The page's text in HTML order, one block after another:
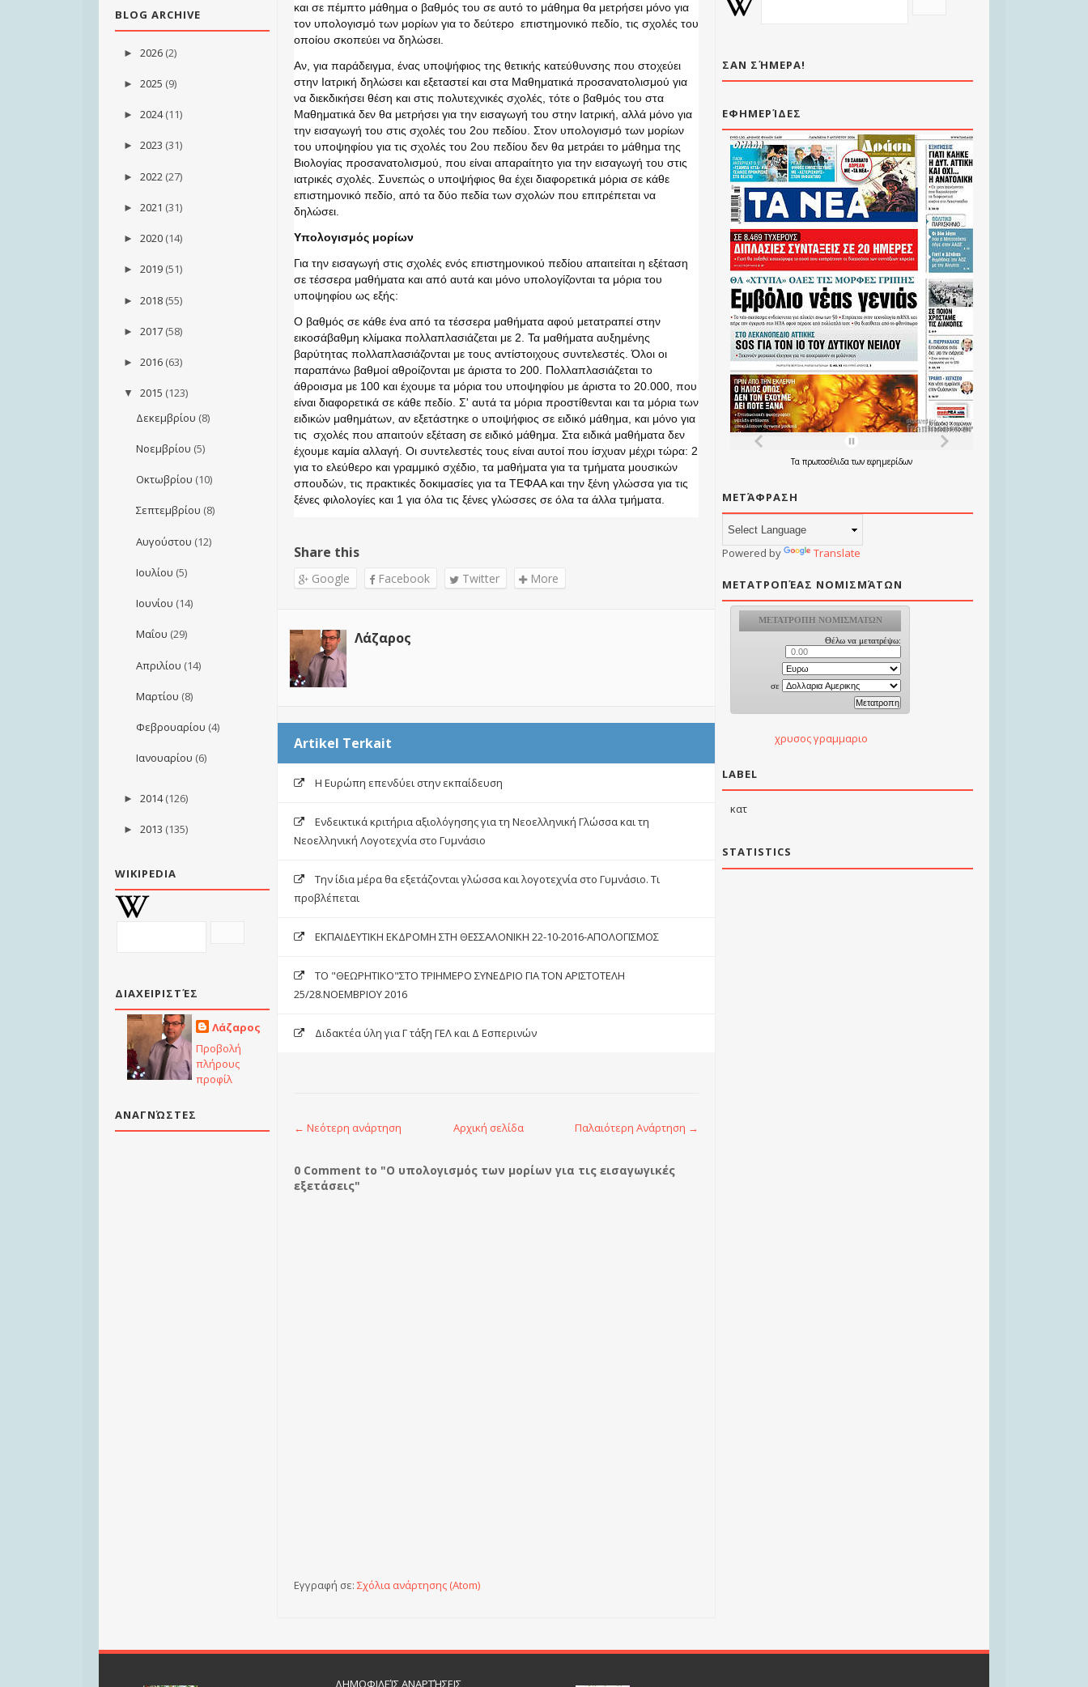
BLOG ARCHIVE
► 2026 (2)
► 2025 (9)
► 2024 (11)
► 2023 (31)
► 2022 (27)
► 2021 (31)
► 2020 (14)
► 2019 (51)
► 2018 (55)
► 2017 (58)
► 2016 (63)
▼ 2015 (123)
Δεκεμβρίου (8)
Νοεμβρίου (5)
Οκτωβρίου (10)
Σεπτεμβρίου (8)
Αυγούστου (12)
Ιουλίου (5)
Ιουνίου (14)
Μαΐου (29)
Απριλίου (14)
Μαρτίου (8)
Φεβρουαρίου (4)
Ιανουαρίου (6)
► 2014 (126)
► 2013 (135)
WIKIPEDIA
ΔΙΑΧΕΙΡΙΣΤΈΣ
Λάζαρος
Προβολή
πλήρους
προφίλ
ΑΝΑΓΝΏΣΤΕΣ
και σε πέμπτο μάθημα ο βαθμός του σε αυτό το μάθημα θα μετρήσει μόνο για
τον υπολογισμό των μορίων για το δεύτερο επιστημονικό πεδίο, τις σχολές του
οποίου σκοπεύει να δηλώσει.
Αν, για παράδειγμα, ένας υποψήφιος της θετικής κατεύθυνσης που στοχεύει
στην Ιατρική δηλώσει και εξεταστεί και στα Μαθηματικά προσανατολισμού για
να διεκδικήσει θέση και στις πολυτεχνικές σχολές, τότε ο βαθμός του στα
Μαθηματικά δεν θα μετρήσει για την εισαγωγή του στην Ιατρική, αλλά μόνο για
την εισαγωγή του στις σχολές του 2ου πεδίου. Στον υπολογισμό των μορίων
του υποψηφίου για τις σχολές του 2ου πεδίου δεν θα μετράει το μάθημα της
Βιολογίας προσανατολισμού, που είναι απαραίτητο για την εισαγωγή του στις
ιατρικές σχολές. Συνεπώς ο υποψήφιος θα έχει διαφορετικά μόρια σε κάθε
επιστημονικό πεδίο, από τα δύο πεδία των σχολών που επιτρέπεται να
δηλώσει.
Υπολογισμός μορίων
Για την εισαγωγή στις σχολές ενός επιστημονικού πεδίου απαιτείται η εξέταση
σε τέσσερα μαθήματα και από αυτά και μόνο υπολογίζονται τα μόρια του
υποψηφίου ως εξής:
Ο βαθμός σε κάθε ένα από τα τέσσερα μαθήματα αφού μετατραπεί στην
εικοσάβαθμη κλίμακα πολλαπλασιάζεται με 2. Τα μαθήματα αυξημένης
βαρύτητας πολλαπλασιάζονται με τους αντίστοιχους συντελεστές. Όλοι οι
παραπάνω βαθμοί αθροίζονται με άριστα το 200. Πολλαπλασιάζεται το
άθροισμα με 100 και έχουμε τα μόρια του υποψηφίου με άριστα το 20.000, που
είναι διαφορετικά σε κάθε πεδίο. Σ' αυτά τα μόρια προστίθενται και τα μόρια των
ειδικών μαθημάτων, αν εξετάστηκε ο υποψήφιος σε ειδικό μάθημα, και μόνο για
τις σχολές που απαιτούν εξέταση σε ειδικό μάθημα. Στα ειδικά μαθήματα δεν
έχουμε καμία αλλαγή. Οι συντελεστές τους είναι αυτοί που ίσχυαν μέχρι τώρα: 2
για το ελεύθερο και γραμμικό σχέδιο, τα μαθήματα για τα τμήματα μουσικών
σπουδών, τις πρακτικές δοκιμασίες για τα ΤΕΦΑΑ και την ξένη γλώσσα για τις
ξένες φιλολογίες και 1 για όλα τις ξένες γλώσσες σε όλα τα άλλα τμήματα.
Share this
Google Facebook Twitter More
Λάζαρος
Artikel Terkait
Η Ευρώπη επενδύει στην εκπαίδευση
Ενδεικτικά κριτήρια αξιολόγησης για τη Νεοελληνική Γλώσσα και τη
Νεοελληνική Λογοτεχνία στο Γυμνάσιο
Tην ίδια μέρα θα εξετάζονται γλώσσα και λογοτεχνία στο Γυμνάσιο. Τι
προβλέπεται
ΕΚΠΑΙΔΕΥΤΙΚΗ ΕΚΔΡΟΜΗ ΣΤΗ ΘΕΣΣΑΛΟΝΙΚΗ 22-10-2016-ΑΠΟΛΟΓΙΣΜΟΣ
ΤΟ "ΘΕΩΡΗΤΙΚΟ"ΣΤΟ ΤΡΙΗΜΕΡΟ ΣΥΝΕΔΡΙΟ ΓΙΑ ΤΟΝ ΑΡΙΣΤΟΤΕΛΗ
25/28.ΝΟΕΜΒΡΙΟΥ 2016
Διδακτέα ύλη για Γ τάξη ΓΕΛ και Δ Εσπερινών
← Νεότερη ανάρτηση Παλαιότερη Ανάρτηση →
Αρχική σελίδα
0 Comment to "Ο υπολογισμός των μορίων για τις εισαγωγικές
εξετάσεις"
Εγγραφή σε: Σχόλια ανάρτησης (Atom)
ΣΑΝ ΣΉΜΕΡΑ!
ΕΦΗΜΕΡΊΔΕΣ
Τα πρωτοσέλιδατων εφημερίδων
ΜΕΤΆΦΡΑΣΗ
Powered by Translate
ΜΕΤΑΤΡΟΠΈΑΣ ΝΟΜΙΣΜΆΤΩΝ
χρυσος γραμμαριο
LABEL
κατ
STATISTICS
ΔΗΜΟΦΙΛΕΊΣ ΑΝΑΡΤΉΣΕΙΣ